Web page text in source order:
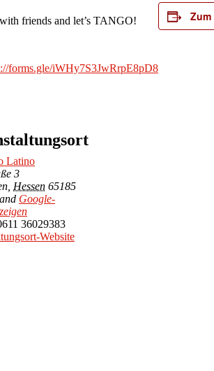
friends and let’s TANGO!
forms.gle/iWHy7S3JwRrpE8pD8
Latino
3
Hessen 65185
Google-
36029383
Website